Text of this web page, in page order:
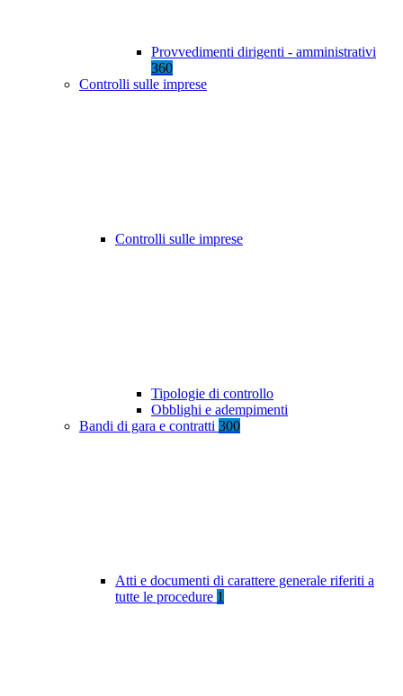
Provvedimenti dirigenti - amministrativi
360
Controlli sulle imprese
Controlli sulle imprese
Tipologie di controllo
Obblighi e adempimenti
Bandi di gara e contratti 300
Atti e documenti di carattere generale riferiti a
tutte le procedure 1